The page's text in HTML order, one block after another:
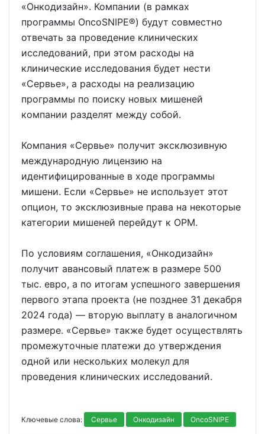
«Онкодизайн». Компании (в рамках
программы OncoSNIPE®) будут совместно
отвечать за проведение клинических
исследований, при этом расходы на
клинические исследования будет нести
«Сервье», а расходы на реализацию
программы по поиску новых мишеней
компании разделят между собой.
Компания «Сервье» получит эксклюзивную
международную лицензию на
идентифицированные в ходе программы
мишени. Если «Сервье» не использует этот
опцион, то эксклюзивные права на некоторые
категории мишеней перейдут к ОРМ.
По условиям соглашения, «Онкодизайн»
получит авансовый платеж в размере 500
тыс. евро, а по итогам успешного завершения
первого этапа проекта (не позднее 31 декабря
2024 года) — вторую выплату в аналогичном
размере. «Сервье» также будет осуществлять
промежуточные платежи до утверждения
одной или нескольких молекул для
проведения клинических исследований.
Ключевые слова: Сервье Онкодизайн OncoSNIPE